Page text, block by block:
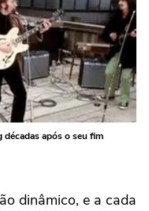
após o seu fim
dinâmico, e a cada